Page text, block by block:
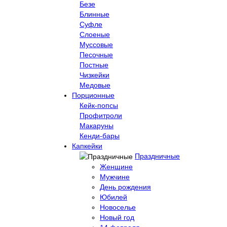
Безе
Блинные
Суфле
Слоеные
Муссовые
Песочные
Постные
Чизкейки
Медовые
Порционные
Кейк-попсы
Профитроли
Макаруны
Кенди-бары
Капкейки
Праздничные
Женщине
Мужчине
День рождения
Юбилей
Новоселье
Новый год